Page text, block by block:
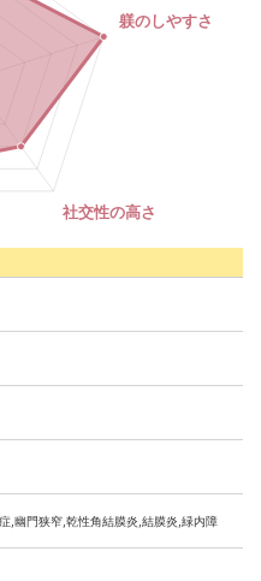
,幽門狭窄,乾性角結膜炎,結膜炎,緑内障